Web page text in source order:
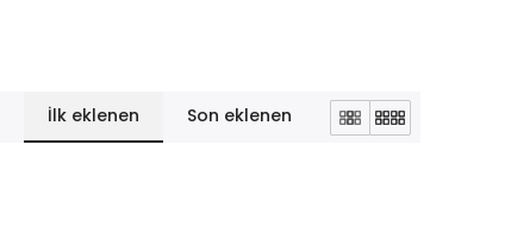
İlk eklenen Son eklenen